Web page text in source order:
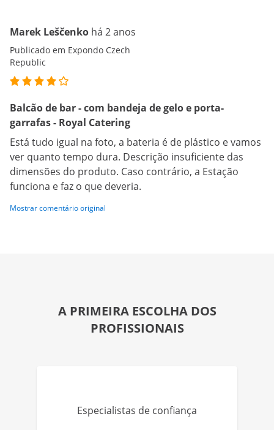
Marek Leščenko há 2 anos
Publicado em Expondo Czech
Republic
Balcão de bar - com bandeja de gelo e porta-
garrafas - Royal Catering
Está tudo igual na foto, a bateria é de plástico e vamos
ver quanto tempo dura. Descrição insuficiente das
dimensões do produto. Caso contrário, a Estação
funciona e faz o que deveria.
Mostrar comentário original
A PRIMEIRA ESCOLHA DOS
PROFISSIONAIS
Especialistas de confiança